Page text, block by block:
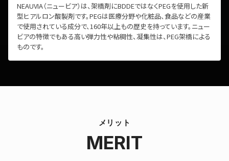
NEAUVIA（ニュービア）は、架橋剤にBDDEではなくPEGを使用した新
型ヒアルロン酸製剤です。PEGは医療分野や化粧品、食品などの産業
で使用されている成分で、160年以上もの歴史を持っています。ニュー
ビアの特徴でもある高い弾力性や粘稠性、凝集性は、PEG架橋による
ものです。
メリット
MERIT